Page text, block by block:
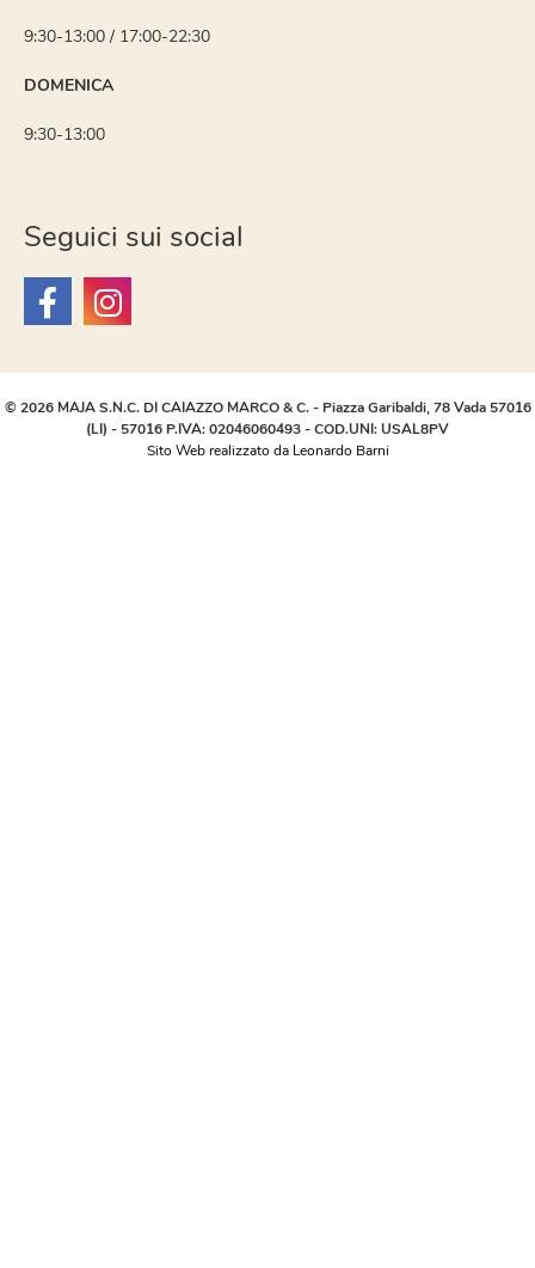
9:30-13:00 / 17:00-22:30
DOMENICA
9:30-13:00
Seguici sui social
© 2026 MAJA S.N.C. DI CAIAZZO MARCO & C. - Piazza Garibaldi, 78 Vada 57016
(LI) - 57016 P.IVA: 02046060493 - COD.UNI: USAL8PV
Sito Web realizzato da Leonardo Barni